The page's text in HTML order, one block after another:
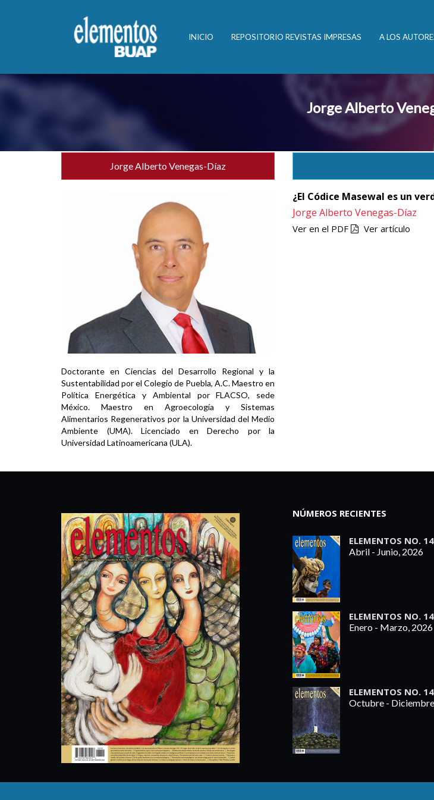
INICIO REPOSITORIO REVISTAS IMPRESAS A LOS
Jorge Alberto
Jorge Alberto Venegas-Díaz
Doctorante en Ciencias del Desarrollo Regional y la
Sustentabilidad por el Colegio de Puebla, A.C. Maestro en
Política Energética y Ambiental por FLACSO, sede
México. Maestro en Agroecología y Sistemas
Alimentarios Regenerativos por la Universidad del Medio
Ambiente (UMA). Licenciado en Derecho por la
Universidad Latinoamericana (ULA).
¿El Códice Masewal es un
Jorge Alberto Venegas-Díaz
Ver en el PDF Ver artículo
NÚMEROS RECIENTES
ELEMENTOS NO.
Abril - Junio, 2026
ELEMENTOS NO.
Enero - Marzo, 2026
ELEMENTOS NO.
Octubre -